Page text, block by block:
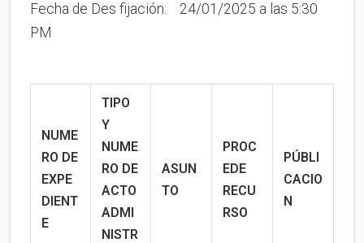
Fecha de Des fijación: 24/01/2025 a las 5:30
PM
NUME
RO DE
EXPE
DIENT
E
TIPO
Y
NUME
RO DE
ACTO
ADMI
NISTR
ASUN
TO
PROC
EDE
RECU
RSO
PÚBLI
CACIO
N